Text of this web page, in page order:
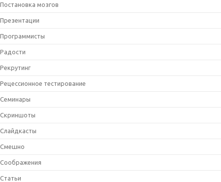
Постановка мозгов
Презентации
Программисты
Радости
Рекрутинг
Рецессионное тестирование
Семинары
Скриншоты
Слайдкасты
Смешно
Соображения
Статьи